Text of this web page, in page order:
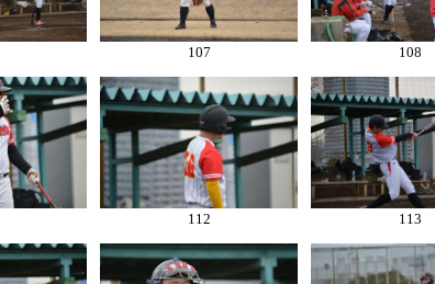
107 108
112 113